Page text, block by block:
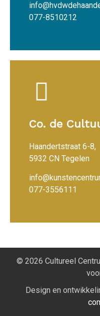
077-8510212
Co. de
Haandertstraat 6-8,
5932 CN Tegelen
077-3556111
© 2026 Cultureel
Design en